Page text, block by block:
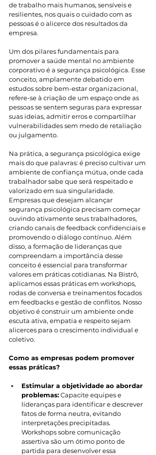
de trabalho mais humanos, sensíveis e
resilientes, nos quais o cuidado com as
pessoas é o alicerce dos resultados da
empresa.
Um dos pilares fundamentais para
promover a saúde mental no ambiente
corporativo é a segurança psicológica. Esse
conceito, amplamente debatido em
estudos sobre bem-estar organizacional,
refere-se à criação de um espaço onde as
pessoas se sentem seguras para expressar
suas ideias, admitir erros e compartilhar
vulnerabilidades sem medo de retaliação
ou julgamento.
Na prática, a segurança psicológica exige
mais do que palavras: é preciso cultivar um
ambiente de confiança mútua, onde cada
trabalhador sabe que será respeitado e
valorizado em sua singularidade.
Empresas que desejam alcançar
segurança psicológica precisam começar
ouvindo ativamente seus trabalhadores,
criando canais de feedback confidenciais e
promovendo o diálogo contínuo. Além
disso, a formação de lideranças que
compreendam a importância desse
conceito é essencial para transformar
valores em práticas cotidianas. Na Bistrô,
aplicamos essas práticas em workshops,
rodas de conversa e treinamentos focados
em feedbacks e gestão de conflitos. Nosso
objetivo é construir um ambiente onde
escuta ativa, empatia e respeito sejam
alicerces para o crescimento individual e
coletivo.
Como as empresas podem promover
essas práticas?
Estimular a objetividade ao abordar
problemas: Capacite equipes e
lideranças para identificar e descrever
fatos de forma neutra, evitando
interpretações precipitadas.
Workshops sobre comunicação
assertiva são um ótimo ponto de
partida para desenvolver essa